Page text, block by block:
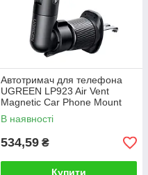
Автотримач для телефона
UGREEN LP923 Air Vent
Magnetic Car Phone Mount
black
В наявності
534,59 ₴
Купити